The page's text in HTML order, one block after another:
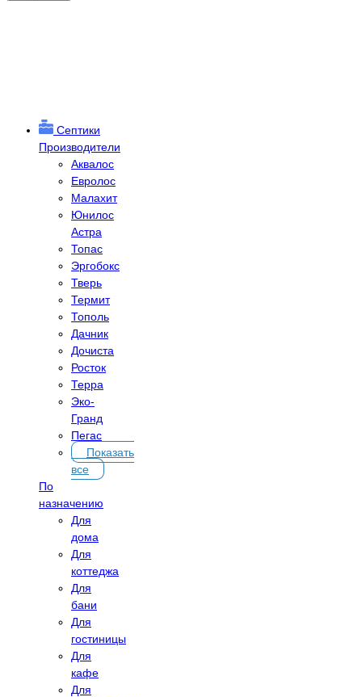
Септики
Производители
Аквалос
Евролос
Малахит
Юнилос
Астра
Топас
Эргобокс
Тверь
Термит
Тополь
Дачник
Дочиста
Росток
Терра
Эко-
Гранд
Пегас
Показать
все
По
назначению
Для
дома
Для
коттеджа
Для
бани
Для
гостиницы
Для
кафе
Для